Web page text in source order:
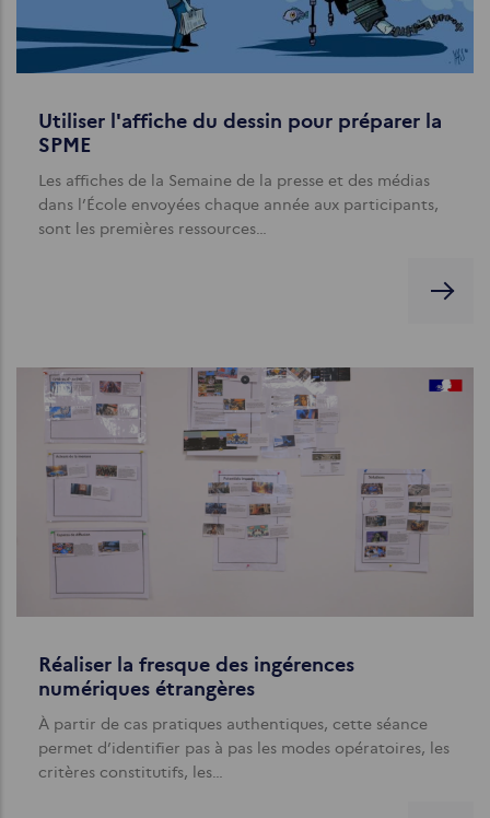
Utiliser l'affiche du dessin pour préparer la
SPME
Les affiches de la Semaine de la presse et des médias
dans l’École envoyées chaque année aux participants,
sont les premières ressources…
Réaliser la fresque des ingérences
numériques étrangères
À partir de cas pratiques authentiques, cette séance
permet d’identifier pas à pas les modes opératoires, les
critères constitutifs, les…